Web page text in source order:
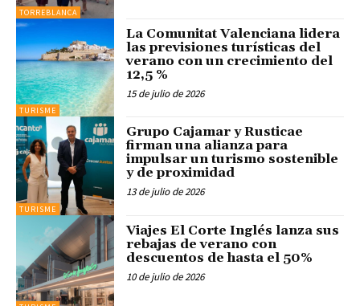
TORREBLANCA
TURISME
La Comunitat Valenciana lidera
las previsiones turísticas del
verano con un crecimiento del
12,5 %
15 de julio de 2026
TURISME
Grupo Cajamar y Rusticae
firman una alianza para
impulsar un turismo sostenible
y de proximidad
13 de julio de 2026
Viajes El Corte Inglés lanza sus
rebajas de verano con
descuentos de hasta el 50%
10 de julio de 2026